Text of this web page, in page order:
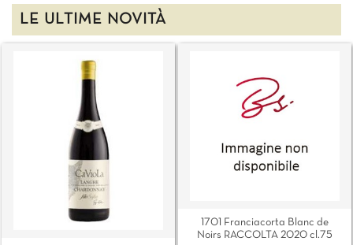
LE ULTIME NOVITÀ
1701 Franciacorta Blanc de
Noirs RACCOLTA 2020 cl.75